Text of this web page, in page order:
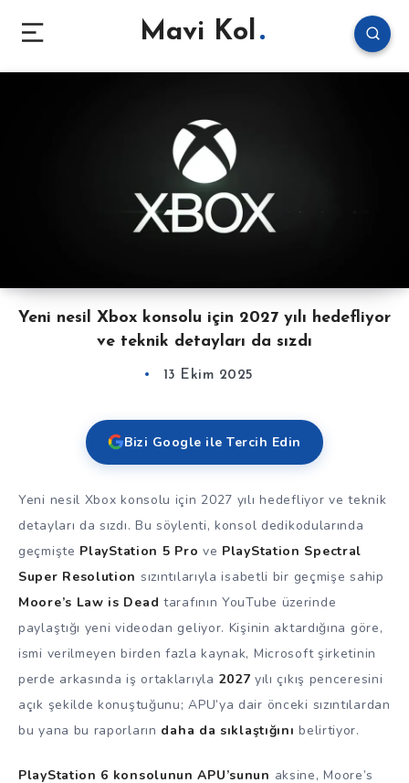
Mavi Kol
Yeni nesil Xbox konsolu için 2027 yılı hedefliyor
ve teknik detayları da sızdı
13 Ekim 2025
Bizi Google ile Tercih Edin
Yeni nesil Xbox konsolu için 2027 yılı hedefliyor ve teknik
detayları da sızdı. Bu söylenti, konsol dedikodularında
geçmişte PlayStation 5 Pro ve PlayStation Spectral
Super Resolution sızıntılarıyla isabetli bir geçmişe sahip
Moore’s Law is Dead tarafının YouTube üzerinde
paylaştığı yeni videodan geliyor. Kişinin aktardığına göre,
ismi verilmeyen birden fazla kaynak, Microsoft şirketinin
perde arkasında iş ortaklarıyla 2027 yılı çıkış penceresini
açık şekilde konuştuğunu; APU’ya dair önceki sızıntılardan
bu yana bu raporların daha da sıklaştığını belirtiyor.
PlayStation 6 konsolunun APU’sunun aksine, Moore’s